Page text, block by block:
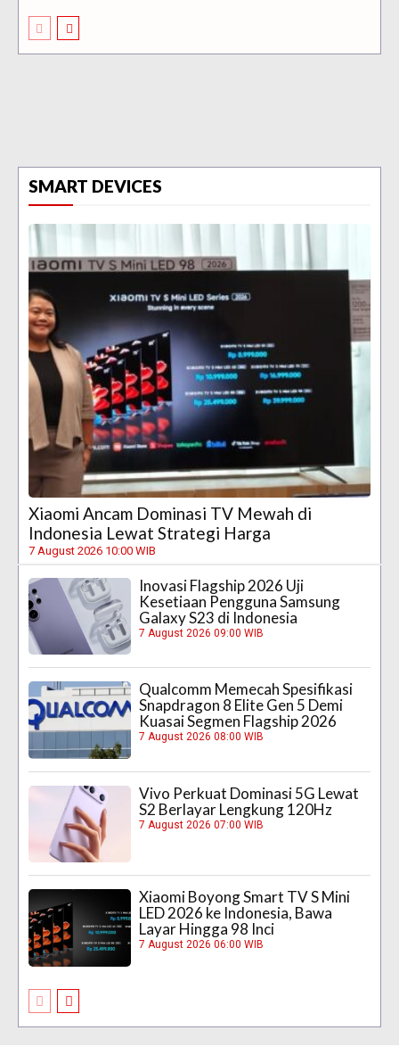
SMART DEVICES
Xiaomi Ancam Dominasi TV Mewah di
Indonesia Lewat Strategi Harga
7 August 2026 10:00 WIB
Inovasi Flagship 2026 Uji
Kesetiaan Pengguna Samsung
Galaxy S23 di Indonesia
7 August 2026 09:00 WIB
Qualcomm Memecah Spesifikasi
Snapdragon 8 Elite Gen 5 Demi
Kuasai Segmen Flagship 2026
7 August 2026 08:00 WIB
Vivo Perkuat Dominasi 5G Lewat
S2 Berlayar Lengkung 120Hz
7 August 2026 07:00 WIB
Xiaomi Boyong Smart TV S Mini
LED 2026 ke Indonesia, Bawa
Layar Hingga 98 Inci
7 August 2026 06:00 WIB